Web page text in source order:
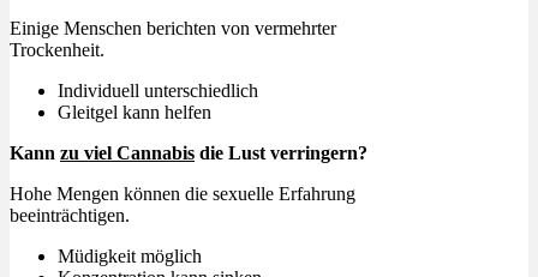
Einige Menschen berichten von vermehrter
Trockenheit.
Individuell unterschiedlich
Gleitgel kann helfen
Kann zu viel Cannabis die Lust verringern?
Hohe Mengen können die sexuelle Erfahrung
beeinträchtigen.
Müdigkeit möglich